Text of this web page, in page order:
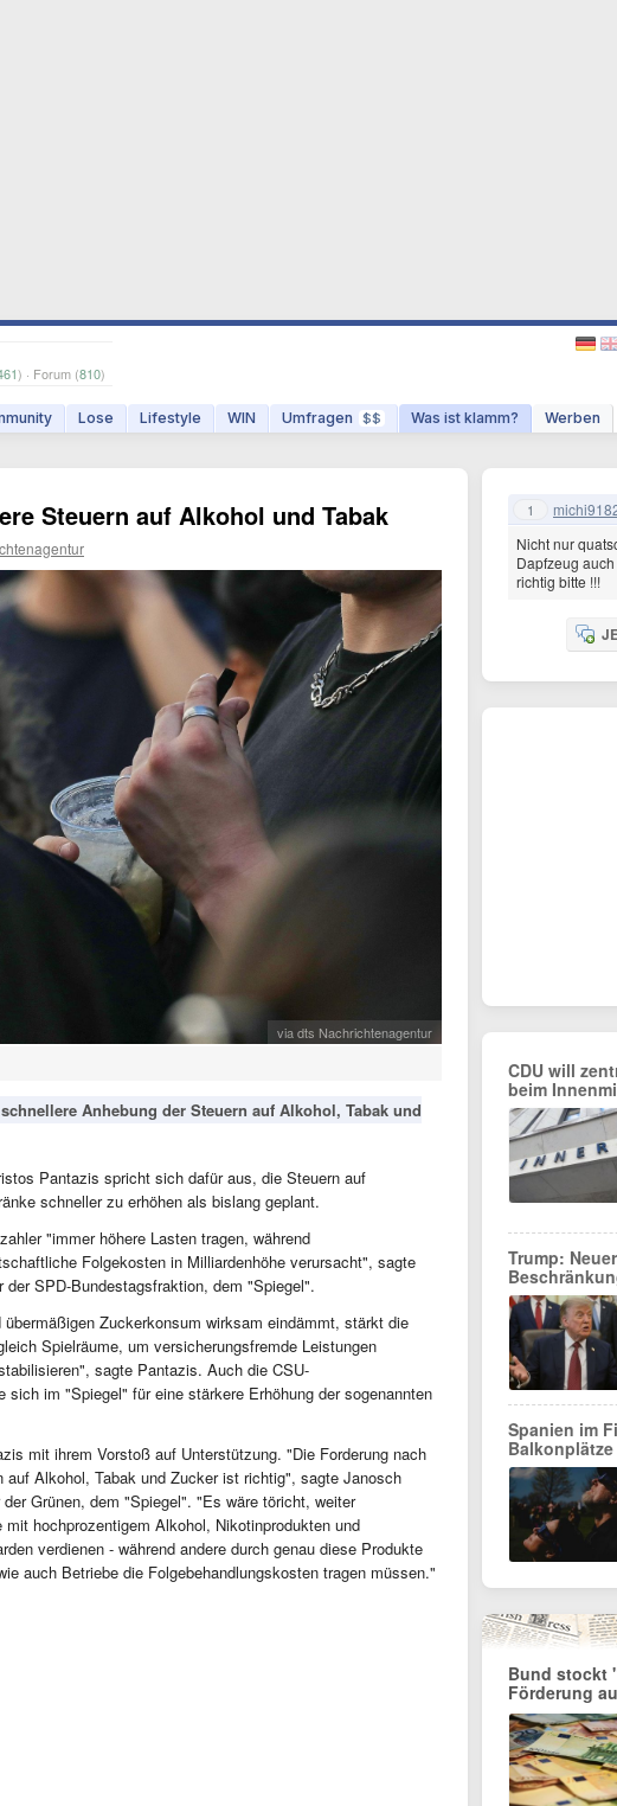
) · Forum (810)
Lose Lifestyle WIN Umfragen $$ Was ist klamm? Werben
Steuern auf Alkohol und Tabak
via dts Nachrichtenagentur
Anhebung der Steuern auf Alkohol, Tabak und
Pantazis spricht sich dafür aus, die Steuern auf
schneller zu erhöhen als bislang geplant.
"immer höhere Lasten tragen, während
Folgekosten in Milliardenhöhe verursacht", sagte
SPD-Bundestagsfraktion, dem "Spiegel".
Zuckerkonsum wirksam eindämmt, stärkt die
Spielräume, um versicherungsfremde Leistungen
sagte Pantazis. Auch die CSU-
im "Spiegel" für eine stärkere Erhöhung der sogenannten
mit ihrem Vorstoß auf Unterstützung. "Die Forderung nach
auf Alkohol, Tabak und Zucker ist richtig", sagte Janosch
Grünen, dem "Spiegel". "Es wäre töricht, weiter
hochprozentigem Alkohol, Nikotinprodukten und
verdienen - während andere durch genau diese Produkte
auch Betriebe die Folgebehandlungskosten tragen müssen."
1
Nicht nur
Dapfzeug
richtig bitte !!!
CDU will
beim
Trump:
Spanien im
Bund stockt
Förderung